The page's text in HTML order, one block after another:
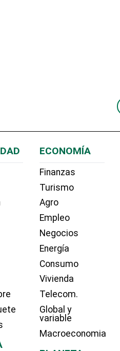
ECONOMÍA
Finanzas
Turismo
Agro
Empleo
Negocios
Energía
Consumo
Vivienda
Telecom.
Global y
variable
Macroeconomia